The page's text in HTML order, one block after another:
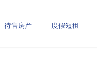
待售房产 度假短租